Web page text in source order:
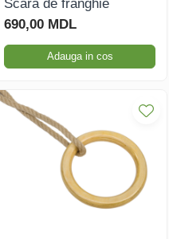
Scara de franghie
690,00 MDL
Adauga in cos